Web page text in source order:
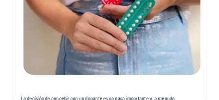
La decisión de concebir con un donante es un paso importante y, a menudo,